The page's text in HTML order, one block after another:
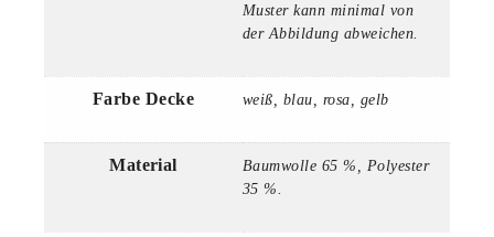
Muster kann minimal von
der Abbildung abweichen.
Farbe Decke weiß, blau, rosa, gelb
Material
Baumwolle 65 %, Polyester
35 %.